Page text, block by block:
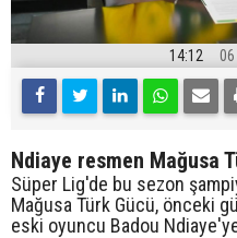
14:12
Ndiaye resmen Mağusa
Süper Lig'de bu sezon
Mağusa Türk Gücü, önceki
eski oyuncu Badou